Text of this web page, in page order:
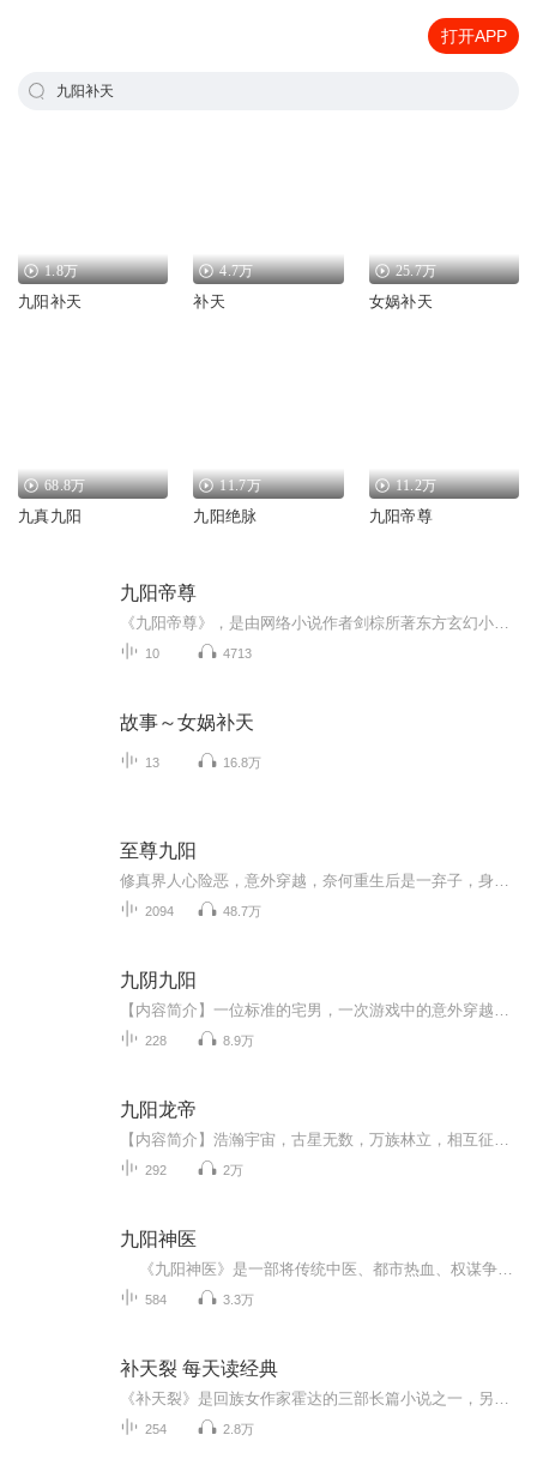
打开APP
九阳补天
1.8万
九阳补天
4.7万
补天
25.7万
女娲补天
68.8万
九真九阳
11.7万
九阳绝脉
11.2万
九阳帝尊
九阳帝尊
10 4713
故事～女娲补天
13 16.8万
至尊九阳
2094 48.7万
九阴九阳
228 8.9万
九阳龙帝
292 2万
九阳神医
584 3.3万
补天裂 每天读经典
254 2.8万